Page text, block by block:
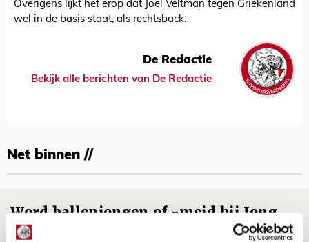
Overigens lijkt het erop dat Joël Veltman tegen Griekenland
wel in de basis staat, als rechtsback.
De Redactie
Bekijk alle berichten van De Redactie
Net binnen //
Word ballenjongen of -meid bij Jong
Ajax - Helmond Sport!